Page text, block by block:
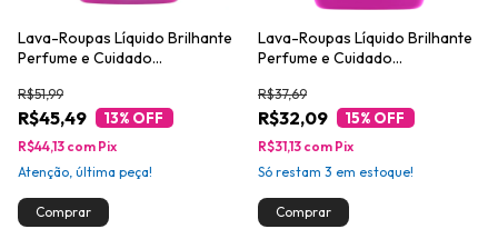
Lava-Roupas Líquido Brilhante
Perfume e Cuidado
Embalagem Econômica
R$45,49
R$51,99
13% OFF
R$44,13 com Pix
Atenção, última peça!
Lava-Roupas Líquido Brilhante
Perfume e Cuidado
R$32,09
R$37,69
15% OFF
R$31,13 com Pix
Só restam 3 em estoque!